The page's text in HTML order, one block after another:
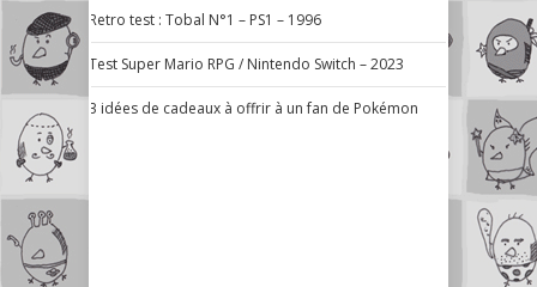
Retro test : Tobal N°1 – PS1 – 1996
Test Super Mario RPG / Nintendo Switch – 2023
3 idées de cadeaux à offrir à un fan de Pokémon